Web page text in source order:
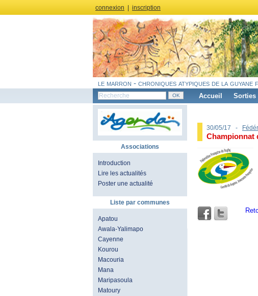
connexion inscription
le marron - chroniques atypiques de la guyane
Accueil Sorties
Associations
Introduction
Lire les actualités
Poster une actualité
Liste par communes
Apatou
Awala-Yalimapo
Cayenne
Kourou
Macouria
Mana
Maripasoula
Matoury
30/05/17 -
Championnat